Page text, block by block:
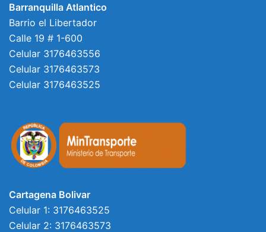
Barranquilla Atlantico
Barrio el Libertador
Calle 19 # 1-600
Celular 3176463556
Celular 3176463573
Celular 3176463525
Cartagena Bolivar
Celular 1: 3176463525
Celular 2: 3176463573